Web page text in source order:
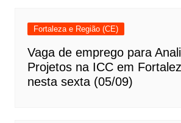
Fortaleza e Região (CE)
Vaga de emprego para
Projetos na ICC em
nesta sexta (05/09)